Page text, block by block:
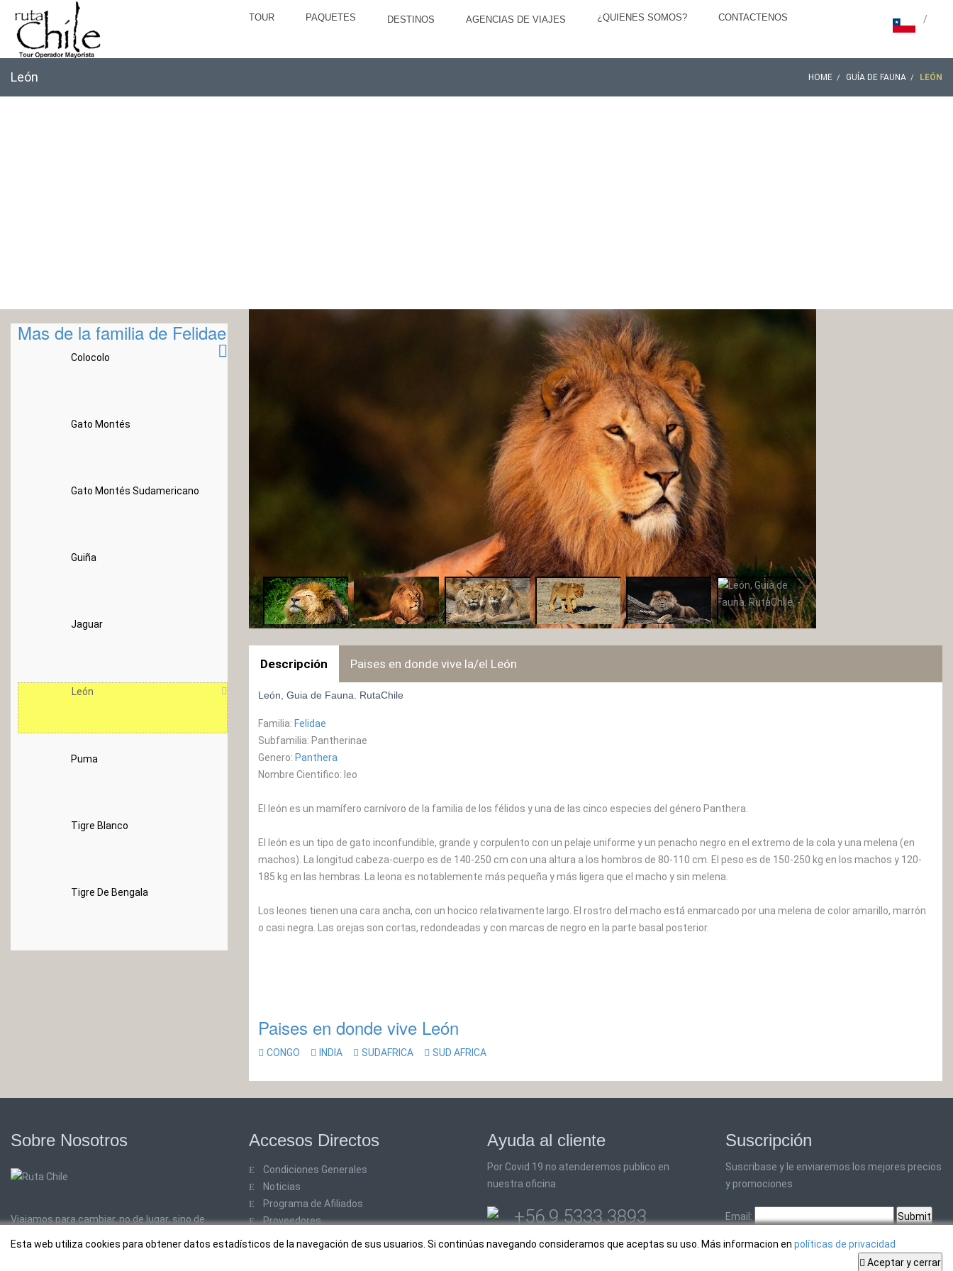
TOUR PAQUETES DESTINOS AGENCIAS DE VIAJES ¿QUIENES SOMOS? CONTACTENOS /
León HOME GUÍA DE FAUNA LEÓN
Mas de la familia de Felidae
Colocolo
Gato Montés
Gato Montés Sudamericano
Guiña
Jaguar
León
Puma
Tigre Blanco
Tigre De Bengala
Descripción Paises en donde vive la/el León
León, Guia de Fauna. RutaChile
Familia: Felidae
Subfamilia: Pantherinae
Genero: Panthera
Nombre Cientifico: leo
El león es un mamífero carnívoro de la familia de los félidos y una de las cinco especies del género Panthera.
El león es un tipo de gato inconfundible, grande y corpulento con un pelaje uniforme y un penacho negro en el extremo de la cola y una melena (en
machos). La longitud cabeza-cuerpo es de 140-250 cm con una altura a los hombros de 80-110 cm. El peso es de 150-250 kg en los machos y 120-
185 kg en las hembras. La leona es notablemente más pequeña y más ligera que el macho y sin melena.
Los leones tienen una cara ancha, con un hocico relativamente largo. El rostro del macho está enmarcado por una melena de color amarillo, marrón
o casi negra. Las orejas son cortas, redondeadas y con marcas de negro en la parte basal posterior.
Paises en donde vive León
CONGO INDIA SUDAFRICA SUD AFRICA
Esta web utiliza cookies para obtener datos estadísticos de la navegación de sus usuarios. Si continúas navegando consideramos que aceptas su uso. Más informacion en políticas de privacidad
Aceptar y cerrar
Sobre Nosotros
Viajamos para cambiar, no de lugar, sino de
Accesos Directos
Condiciones Generales
Noticias
Programa de Afiliados
Proveedores
SiteMap
Ayuda al cliente
Por Covid 19 no atenderemos publico en
nuestra oficina
+56 9 5333 3893
info@rutaschile.com
Suscripción
Suscribase y le enviaremos los mejores precios
y promociones
Email: